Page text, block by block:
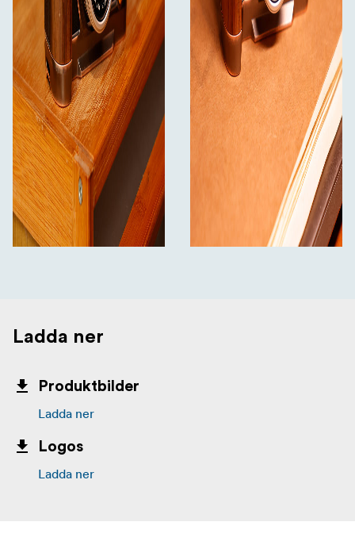
Ladda ner
Produktbilder
Ladda ner
Logos
Ladda ner